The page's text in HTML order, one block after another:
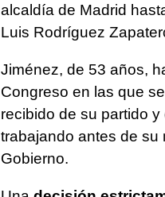
alcaldía de Madrid
Luis Rodríguez
Jiménez, de 53 años,
Congreso en las que
recibido de su partido
trabajando antes de su
Gobierno.